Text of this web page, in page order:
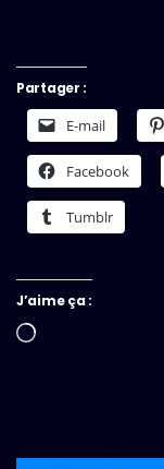
Partager :
E-mail
Facebook
Tumblr
J’aime ça :
Chargement…